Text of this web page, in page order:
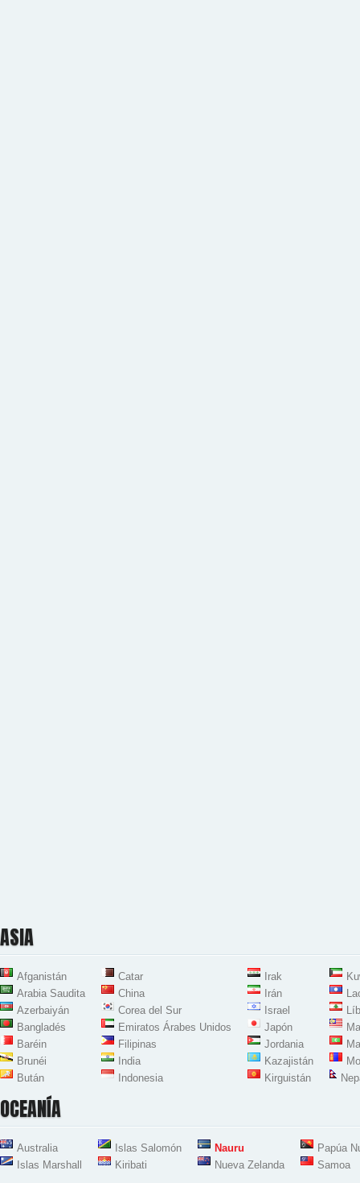
ASIA
Afganistán
Arabia Saudita
Azerbaiyán
Bangladés
Baréin
Brunéi
Bután
Catar
China
Corea del Sur
Emiratos Árabes Unidos
Filipinas
India
Indonesia
Irak
Irán
Israel
Japón
Jordania
Kazajistán
Kirguistán
OCEANÍA
Australia
Islas Marshall
Islas Salomón
Kiribati
Nauru
Nueva Zelanda
Papúa
Samoa